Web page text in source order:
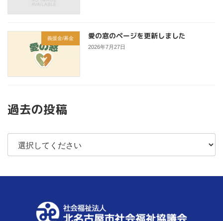
義援金/募金 愛の窓のページを更新しました
2026年7月27日
過去の投稿